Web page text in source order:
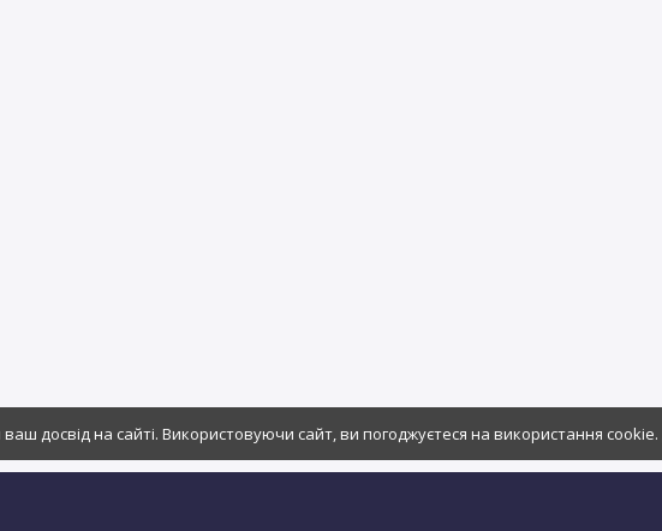
досвід на сайті. Використовуючи сайт, ви погоджуєтеся на використання cookie.